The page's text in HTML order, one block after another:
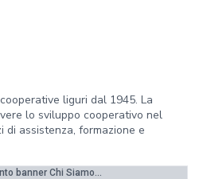
liguri dal 1945. La
lo sviluppo cooperativo nel
assistenza, formazione e
banner Chi Siamo...